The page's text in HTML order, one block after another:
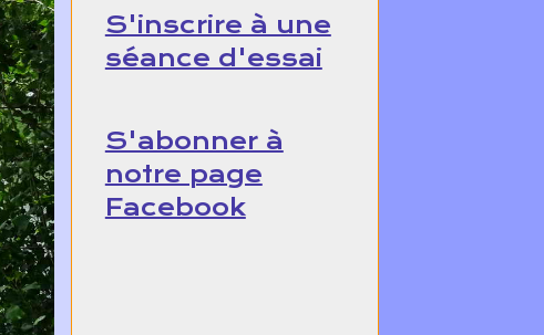
S'inscrire à une
séance d'essai
S'abonner à
notre page
Facebook